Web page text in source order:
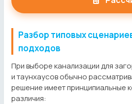
Разбор типовых
подходов
При выборе канализации для
и таунхаусов обычно
решение имеет принципиальные
различия: